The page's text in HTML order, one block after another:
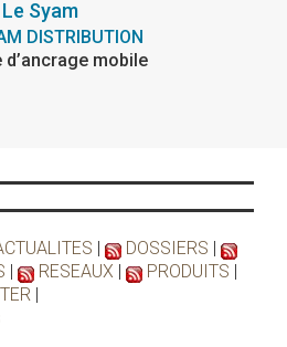
Le Syam
DISTRIBUTION
d’ancrage mobile
| DOSSIERS |
| RESEAUX | PRODUITS |
|